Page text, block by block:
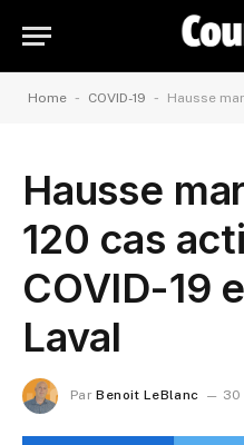
Home - COVID-19 - Hausse
Hausse
120 cas
COVID-19
Laval
Par Benoit LeBlanc 30